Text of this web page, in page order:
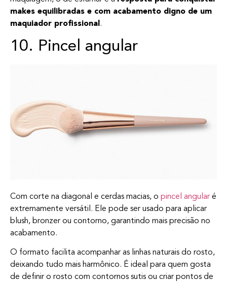
makes equilibradas e com acabamento digno de um
maquiador profissional .
10. Pincel angular
Com corte na diagonal e cerdas macias, o pincel angular é
extremamente versátil. Ele pode ser usado para aplicar
blush, bronzer ou contorno, garantindo mais precisão no
acabamento.
O formato facilita acompanhar as linhas naturais do rosto,
deixando tudo mais harmônico. É ideal para quem gosta
de definir o rosto com contornos sutis ou criar pontos de